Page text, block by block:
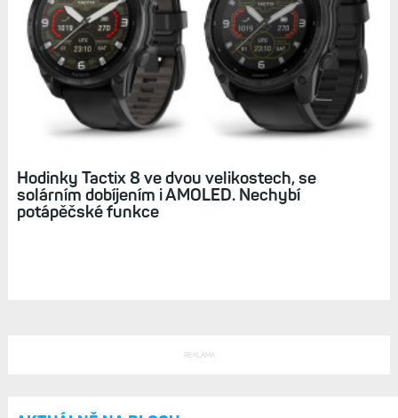
Hodinky pro rok 2025: Garmin chystá nové
Forerunnery, Fénixy 8 Pro, Instincty 3 či